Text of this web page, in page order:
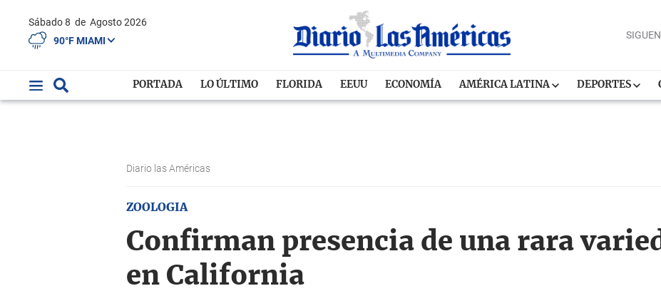
Sábado 8 de Agosto 2026
90°F MIAMI
PORTADA LO ÚLTIMO FLORIDA EEUU ECONOMÍA AMÉRICA LATINA DEPORTES
Diario las Américas
ZOOLOGIA
Confirman presencia de una rara
en California